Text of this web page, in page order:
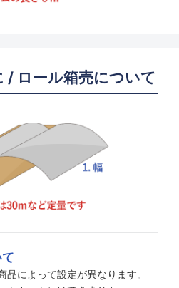
/ ロール箱売について
によって設定が異なります。